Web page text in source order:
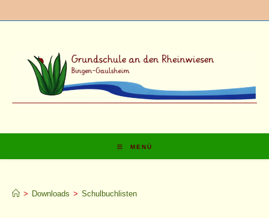
MENÜ
> Downloads > Schulbuchlisten